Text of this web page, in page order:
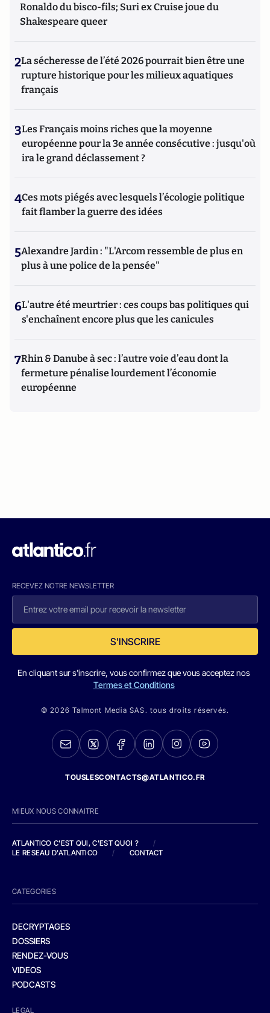
Ronaldo du bisco-fils; Suri ex Cruise joue du
Shakespeare queer
2La sécheresse de l’été 2026 pourrait bien être une
rupture historique pour les milieux aquatiques
français
3Les Français moins riches que la moyenne
européenne pour la 3e année consécutive : jusqu'où
ira le grand déclassement ?
4Ces mots piégés avec lesquels l’écologie politique
fait flamber la guerre des idées
5Alexandre Jardin : "L'Arcom ressemble de plus en
plus à une police de la pensée"
6L'autre été meurtrier : ces coups bas politiques qui
s'enchaînent encore plus que les canicules
7Rhin & Danube à sec : l’autre voie d’eau dont la
fermeture pénalise lourdement l’économie
européenne
RECEVEZ NOTRE NEWSLETTER
S'INSCRIRE
En cliquant sur s'inscrire, vous confirmez que vous acceptez nos
Termes et Conditions
© 2026 Talmont Media SAS. tous droits réservés.
TOUSLESCONTACTS@ATLANTICO.FR
MIEUX NOUS CONNAITRE
ATLANTICO C'EST QUI, C'EST QUOI ?
/
LE RESEAU D'ATLANTICO
/ CONTACT
CATEGORIES
DECRYPTAGES
DOSSIERS
RENDEZ-VOUS
VIDEOS
PODCASTS
LEGAL